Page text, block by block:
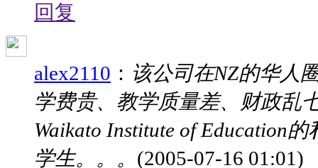
回复
alex2110 ： 该公司在NZ的华人
学费贵、教学质量差、财政乱
Waikato Institute of Education
学生。。。 (2005-07-16 01:01)